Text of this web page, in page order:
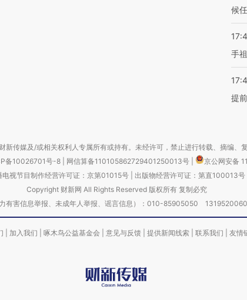
候
手
提
新传媒及/或相关权利人专属所有或持有。未经许可，禁止进行转载、摘编、
备10026701号-8 网信算备110105862729401250013号
京公网安备
电视节目制作经营许可证：京第01015号| 出版物经营许可证：第直100013号
Copyright 财新网 All Rights Reserved 版权所有 复制必究
有害信息举报、未成年人举报、谣言信息）：010-85905050
加入我们 啄木鸟公益基金会 意见与反馈 提供新闻线索 联系我们 友情